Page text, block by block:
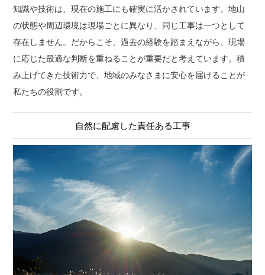
知識や技術は、現在の施工にも確実に活かされています。地山
の状態や周辺環境は現場ごとに異なり、同じ工事は一つとして
存在しません。だからこそ、過去の経験を踏まえながら、現場
に応じた最適な判断を重ねることが重要だと考えています。積
み上げてきた技術力で、地域のみなさまに安心を届けることが
私たちの役割です。
自然に配慮した責任ある工事